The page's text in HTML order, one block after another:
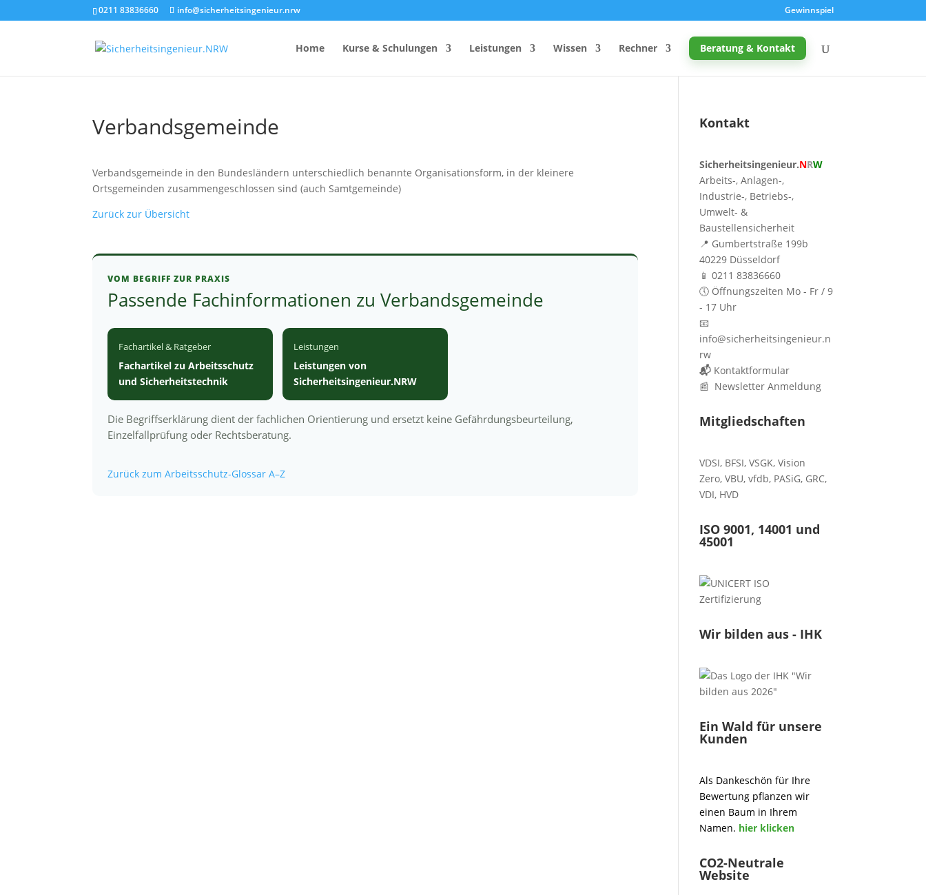
0211 83836660 info@sicherheitsingenieur.nrw Gewinnspiel
Home Kurse & Schulungen Leistungen Wissen Rechner
Feuerlöscher-Rechner
Kosten eines Brandschutzkonzepts
Einsatzzeitenrechner DGUV
Vorschrift 2
Zurrmittel & Ladungssicherung
Schreibtischhöhe berechnen
Mutterschutz: Frist berechnen
Taupunkt & Schimmelgefahr
Beratung & Kontakt
Verbandsgemeinde
Verbandsgemeinde in den Bundesländern unterschiedlich benannte Organisationsform, in der kleinere
Ortsgemeinden zusammengeschlossen sind (auch Samtgemeinde)
Zurück zur Übersicht
VOM BEGRIFF ZUR PRAXIS
Passende Fachinformationen zu Verbandsgemeinde
Fachartikel & Ratgeber
Fachartikel zu Arbeitsschutz
und Sicherheitstechnik
Leistungen
Leistungen von
Sicherheitsingenieur.NRW
Die Begriffserklärung dient der fachlichen Orientierung und ersetzt keine Gefährdungsbeurteilung,
Einzelfallprüfung oder Rechtsberatung.
Zurück zum Arbeitsschutz-Glossar A–Z
Kontakt
Sicherheitsingenieur.NRW
Arbeits-, Anlagen-,
Industrie-, Betriebs-,
Umwelt- &
Baustellensicherheit
📍 Gumbertstraße 199b
40229 Düsseldorf
📱 0211 83836660
🕔 Öffnungszeiten Mo - Fr / 9
- 17 Uhr
📧
info@sicherheitsingenieur.n
rw
📬 Kontaktformular
📰 Newsletter Anmeldung
Mitgliedschaften
VDSI, BFSI,VSGK,Vision
Zero,VBU,vfdb, PASiG, GRC,
VDI, HVD
ISO 9001, 14001 und
45001
Wir bilden aus - IHK
Ein Wald für unsere
Kunden
Als Dankeschön für Ihre
Bewertung pflanzen wir
einen Baum in Ihrem
Namen. hier klicken
CO2-Neutrale
Website